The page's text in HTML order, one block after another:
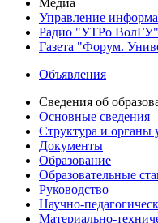
Медиа
Управление
Радио "УТРо ВолГУ"
Газета "Форум.
Объявления
Сведения об
Основные сведения
Структура и органы
Документы
Образование
Образовательные
Руководство
Научно-
Материально-